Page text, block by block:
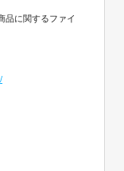
品に関するファイ